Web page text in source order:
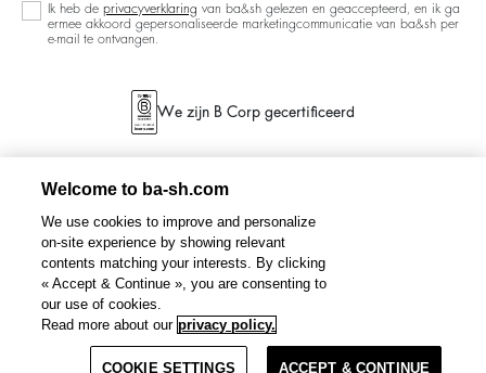
Ik heb de privacyverklaring van ba&sh gelezen en geaccepteerd, en ik ga
ermee akkoord gepersonaliseerde marketingcommunicatie van ba&sh per
e-mail te ontvangen.
We zijn B Corp gecertificeerd
Welcome to ba-sh.com
We use cookies to improve and personalize
on-site experience by showing relevant
contents matching your interests. By clicking
« Accept & Continue », you are consenting to
our use of cookies.
Read more about our privacy policy.
COOKIE SETTINGS ACCEPT & CONTINUE